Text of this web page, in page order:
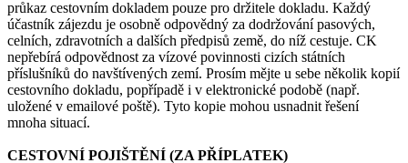
průkaz cestovním dokladem pouze pro držitele dokladu. Každý
účastník zájezdu je osobně odpovědný za dodržování pasových,
celních, zdravotních a dalších předpisů země, do níž cestuje. CK
nepřebírá odpovědnost za vízové povinnosti cizích státních
příslušníků do navštívených zemí. Prosím mějte u sebe několik kopií
cestovního dokladu, popřípadě i v elektronické podobě (např.
uložené v emailové poště). Tyto kopie mohou usnadnit řešení
mnoha situací.
CESTOVNÍ POJIŠTĚNÍ (ZA PŘÍPLATEK)